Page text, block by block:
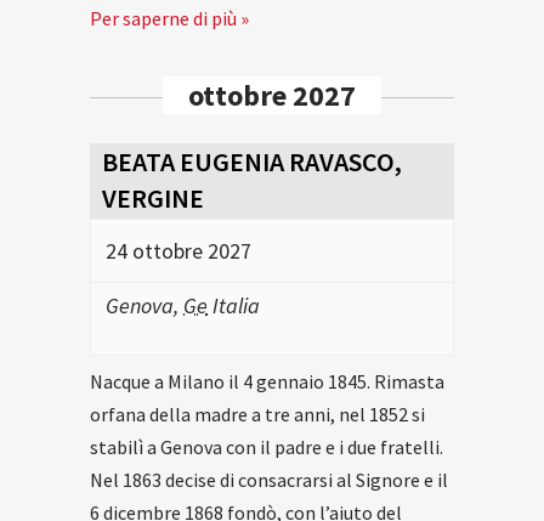
Per saperne di più »
ottobre 2027
BEATA EUGENIA RAVASCO,
VERGINE
24 ottobre 2027
Genova, Ge Italia
Nacque a Milano il 4 gennaio 1845. Rimasta
orfana della madre a tre anni, nel 1852 si
stabilì a Genova con il padre e i due fratelli.
Nel 1863 decise di consacrarsi al Signore e il
6 dicembre 1868 fondò, con l’aiuto del